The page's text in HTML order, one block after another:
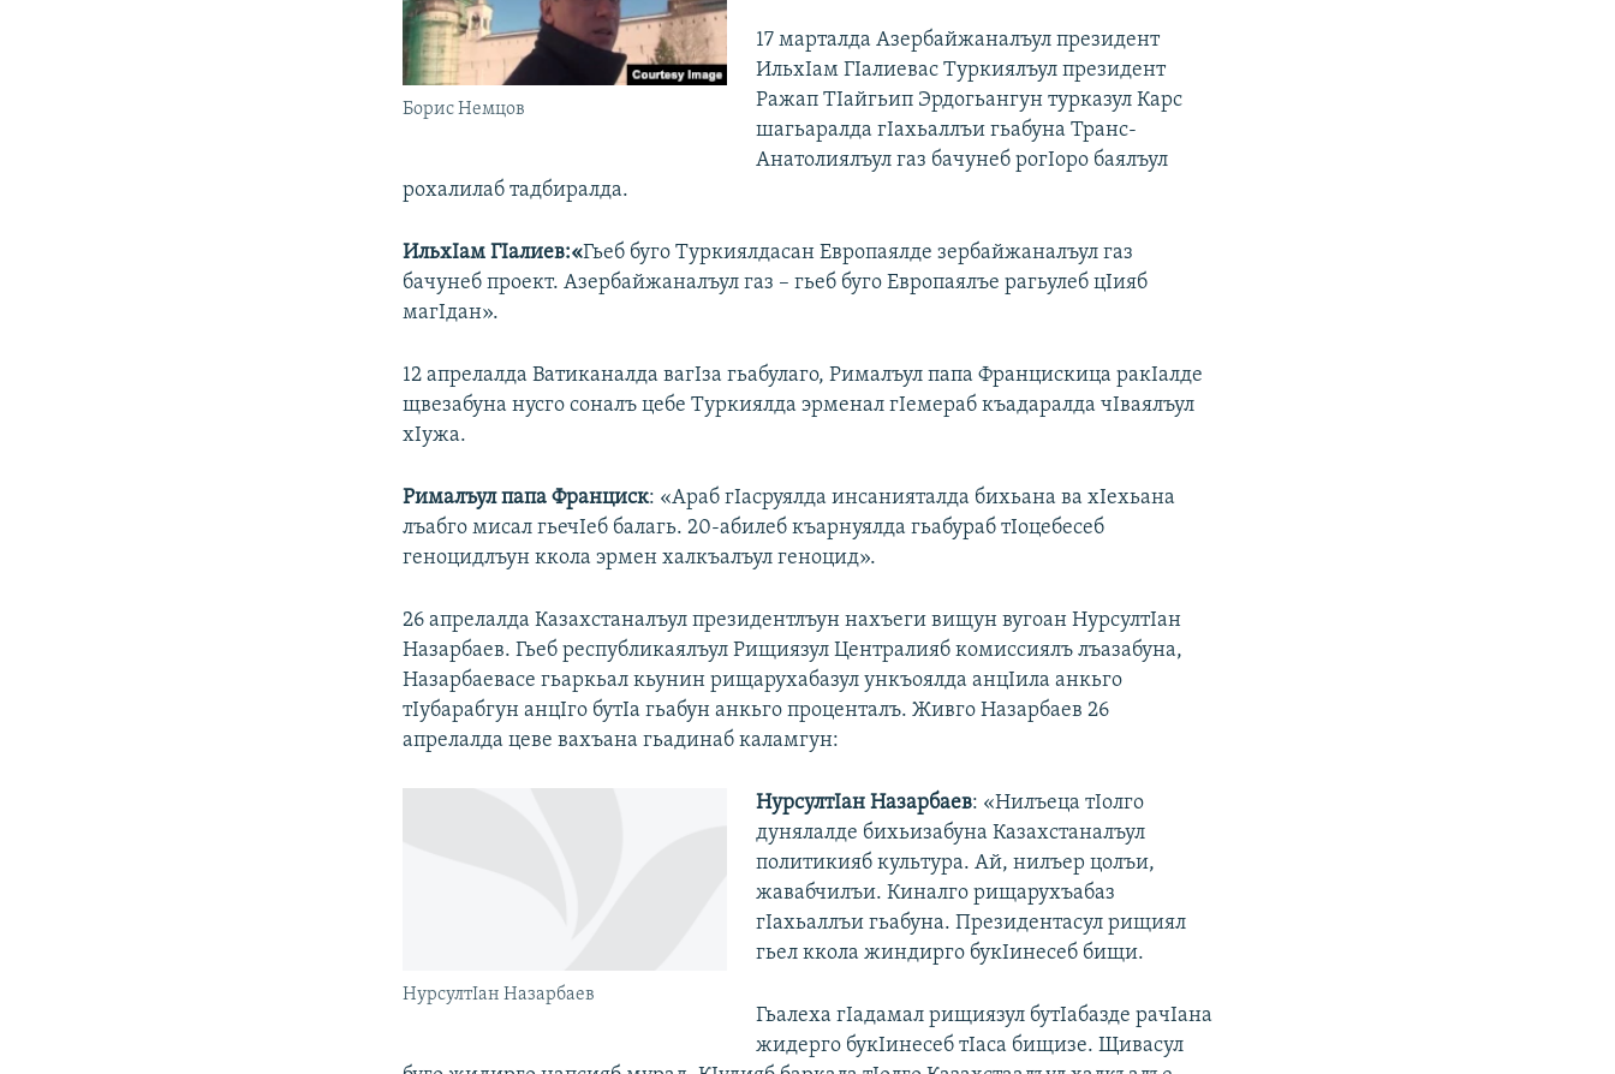
Борис Немцов
17 марталда Азербайжаналъул президент
ИльхIам ГIалиевас Туркиялъул президент
Ражап ТIайгьип Эрдогьангун турказул Карс
шагьаралда гIахьаллъи гьабуна Транс-
Анатолиялъул газ бачунеб рогIоро баялъул
рохалилаб тадбиралда.
ИльхIам ГIалиев:«Гьеб буго Туркиялдасан Европаялде зербайжаналъул газ
бачунеб проект. Азербайжаналъул газ – гьеб буго Европаялъе рагьулеб цIияб
магIдан».
12 апрелалда Ватиканалда вагIза гьабулаго, Рималъул папа Францискица ракIалде
щвезабуна нусго соналъ цебе Туркиялда эрменал гIемераб къадаралда чIваялъул
хIужа.
Рималъул папа Франциск: «Араб гIасруялда инсанияталда бихьана ва хIехьана
лъабго мисал гьечIеб балагь. 20-абилеб къарнуялда гьабураб тIоцебесеб
геноцидлъун ккола эрмен халкъалъул геноцид».
26 апрелалда Казахстаналъул президентлъун нахъеги вищун вугоан НурсултIан
Назарбаев. Гьеб республикаялъул Рищиязул Централияб комиссиялъ лъазабуна,
Назарбаевасе гьаркьал кьунин рищарухабазул ункъоялда анцIила анкьго
тIубарабгун анцIго бутIа гьабун анкьго проценталъ. Живго Назарбаев 26
апрелалда цеве вахъана гьадинаб каламгун:
НурсултIан Назарбаев
НурсултIан Назарбаев: «Нилъеца тIолго
дунялалде бихьизабуна Казахстаналъул
политикияб культура. Ай, нилъер цолъи,
жавабчилъи. Киналго рищарухъабаз
гIахьаллъи гьабуна. Президентасул рищиял
гьел ккола жиндирго букIинесеб бищи.
Гьалеха гIадамал рищиязул бутIабазде рачIана
жидерго букIинесеб тIаса бищизе. Щивасул